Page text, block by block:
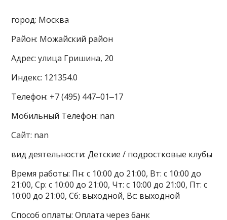
город: Москва
Район: Можайский район
Адрес: улица Гришина, 20
Индекс: 121354.0
Телефон: +7 (495) 447‒01‒17
Мобильный Телефон: nan
Сайт: nan
вид деятельности: Детские / подростковые клубы
Время работы: Пн: с 10:00 до 21:00, Вт: с 10:00 до
21:00, Ср: с 10:00 до 21:00, Чт: с 10:00 до 21:00, Пт: с
10:00 до 21:00, Сб: выходной, Вс: выходной
Способ оплаты: Оплата через банк